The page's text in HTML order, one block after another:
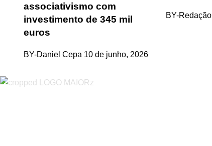
associativismo com
investimento de 345 mil
euros
BY-Daniel Cepa 10 de junho, 2026
BY-Redação